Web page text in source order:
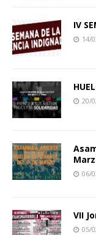
IV
14/
20/
06/
VII
05/